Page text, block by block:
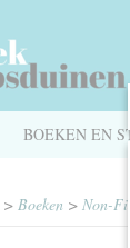
BOEKEN EN
> Boeken > Non-